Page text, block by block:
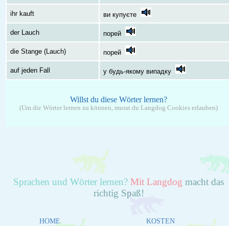
ihr kauft ви купуєте
der Lauch порей
die Stange (Lauch) порей
auf jeden Fall у будь-якому випадку
Willst du diese Wörter lernen?
(Um die Wörter lernen zu können, musst du Langdog Cookies erlauben)
Sprachen und Wörter lernen? Mit Langdog macht das
richtig Spaß!
HOME KOSTEN